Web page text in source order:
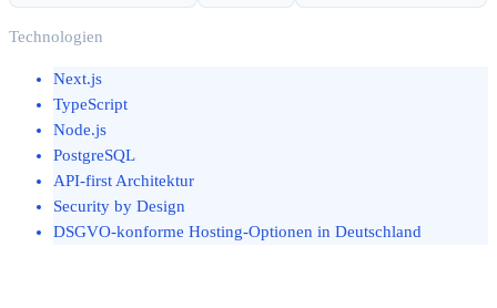
Technologien
Next.js
TypeScript
Node.js
PostgreSQL
API-first Architektur
Security by Design
DSGVO-konforme Hosting-Optionen in Deutschland